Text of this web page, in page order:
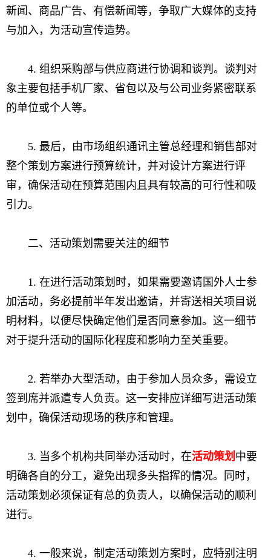
新闻、商品广告、有偿新闻等，争取广大媒体的支持
与加入，为活动宣传造势。
4. 组织采购部与供应商进行协调和谈判。谈判对
象主要包括手机厂家、省包以及与公司业务紧密联系
的单位或个人等。
5. 最后，由市场组织通讯主管总经理和销售部对
整个策划方案进行预算统计，并对设计方案进行评
审，确保活动在预算范围内且具有较高的可行性和吸
引力。
二、活动策划需要关注的细节
1. 在进行活动策划时，如果需要邀请国外人士参
加活动，务必提前半年发出邀请，并寄送相关项目说
明材料，以便尽快确定他们是否同意参加。这一细节
对于提升活动的国际化程度和影响力至关重要。
2. 若举办大型活动，由于参加人员众多，需设立
签到席并派遣专人负责。这一安排应详细写进活动策
划中，确保活动现场的秩序和管理。
3. 当多个机构共同举办活动时，在活动策划 中要
明确各自的分工，避免出现多头指挥的情况。同时，
活动策划必须保证有总的负责人，以确保活动的顺利
进行。
4. 一般来说，制定活动策划方案时，应特别注明